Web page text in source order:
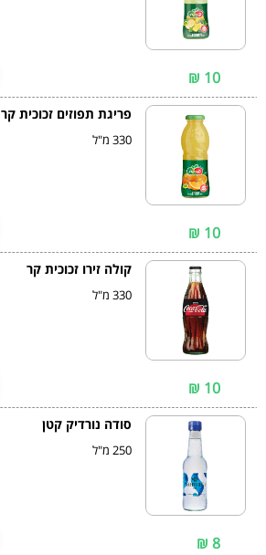
10 ₪
פריגת תפוזים זכוכית קר
330 מ"ל
10 ₪
קולה זירו זכוכית קר
330 מ"ל
10 ₪
סודה נורדיק קטן
250 מ"ל
8 ₪